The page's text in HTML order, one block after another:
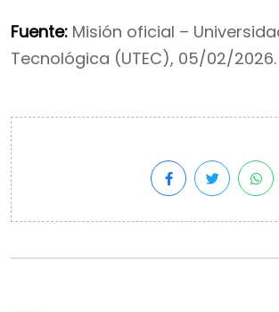
Fuente: Misión oficial –
Tecnológica (UTEC), 05/02/2026.